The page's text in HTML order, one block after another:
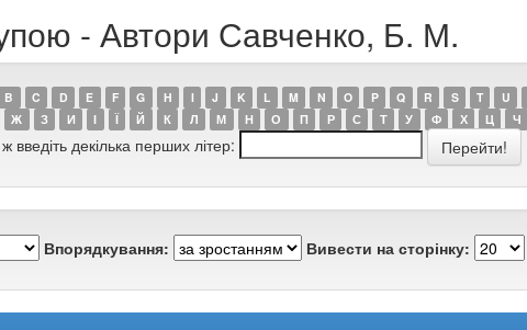
- Автори Савченко, Б. М.
B C D E F G H I J K L M N O P Q R S T U
Ж З И І Ї Й К Л М Н О П Р С Т У Ф Х Ц Ч
введіть декілька перших літер:
Впорядкування: Вивести на сторінку: